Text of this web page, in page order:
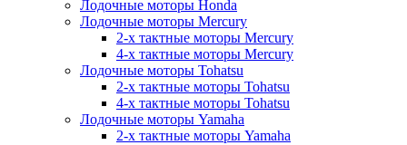
Лодочные моторы Honda
Лодочные моторы Mercury
2-х тактные моторы Mercury
4-х тактные моторы Mercury
Лодочные моторы Tohatsu
2-х тактные моторы Tohatsu
4-х тактные моторы Tohatsu
Лодочные моторы Yamaha
2-х тактные моторы Yamaha